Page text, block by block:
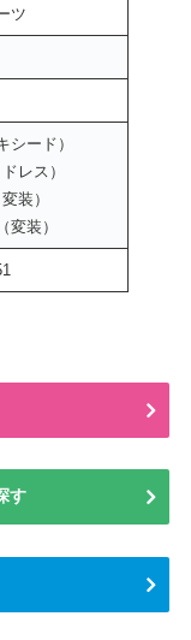
ツ
シード）
レス）
装）
変装）
す